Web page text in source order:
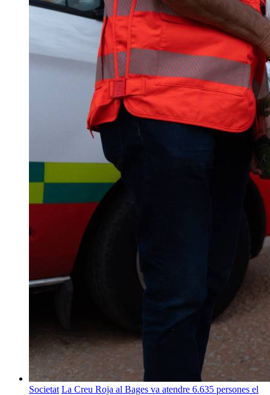
Societat La Creu Roja al Bages va atendre 6.635 persones el